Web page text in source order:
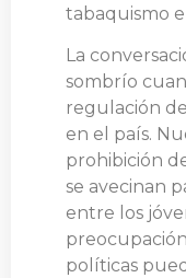
tabaquismo
La
sombrío
regulación
en el país.
prohibición
se avecinan
entre los
políticas